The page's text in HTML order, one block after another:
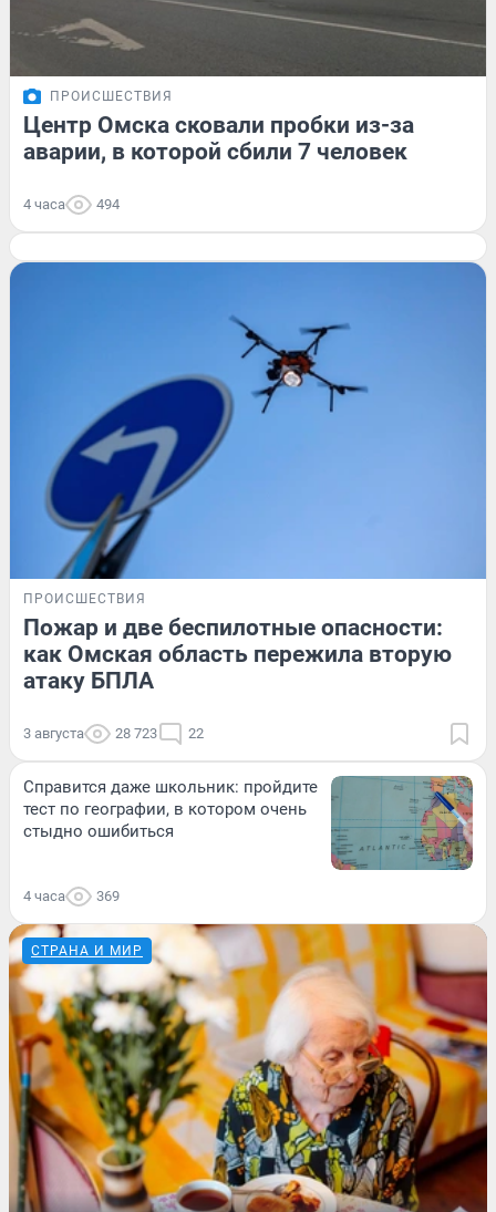
ПРОИСШЕСТВИЯ
Центр Омска сковали пробки из-за
аварии, в которой сбили 7 человек
4 часа 494
ПРОИСШЕСТВИЯ
Пожар и две беспилотные опасности:
как Омская область пережила вторую
атаку БПЛА
3 августа 28 723 22
Справится даже школьник: пройдите
тест по географии, в котором очень
стыдно ошибиться
4 часа 369
СТРАНА И МИР